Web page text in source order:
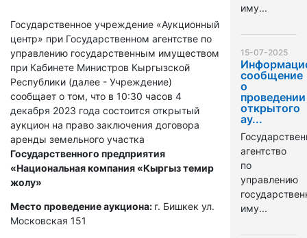
Государственное учреждение «Аукционный
центр» при Государственном агентстве по
управлению государственным имуществом
при Кабинете Министров Кыргызской
Республики (далее - Учреждение)
сообщает о том, что в 10:30 часов 4
декабря 2023 года состоится открытый
аукцион на право заключения договора
аренды земельного участка
Государственного предприятия
«Национальная компания «Кыргыз темир
жолу»
Место проведение аукциона: г. Бишкек ул.
Московская 151
иму...
15-07-2025
сообщение
о
проведении
открытого
ау...
агентство
по
управлению
иму...